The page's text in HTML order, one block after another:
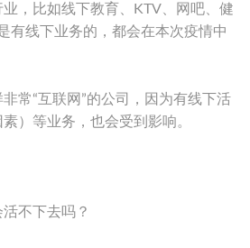
，比如线下教育、KTV、网吧、健
有线下业务的，都会在本次疫情中
常“互联网”的公司，因为有线下活
）等业务，也会受到影响。
不下去吗？